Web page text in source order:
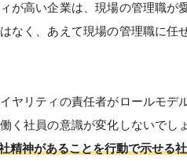
が高い企業は、現場の管理職
なく、あえて現場の管理職に
ヤリティの責任者がロールモ
く社員の意識が変化しないで
精神があることを行動で示せる